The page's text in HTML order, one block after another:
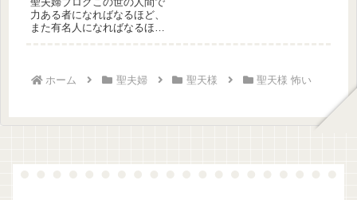
力ある者になればなるほど、
また有名人になればなるほ
ホーム 聖夫婦 聖天様 聖天様 怖い